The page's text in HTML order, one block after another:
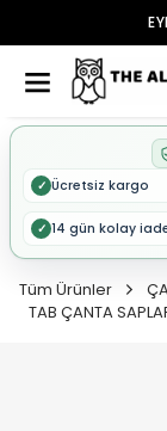
✓ Ücretsiz kargo
✓ 14 gün kolay
Tüm Ürünler
TAB ÇANTA